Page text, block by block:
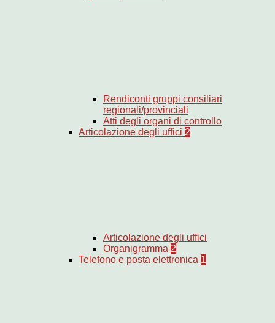
Rendiconti gruppi consiliari
regionali/provinciali
Atti degli organi di controllo
Articolazione degli uffici 2
Articolazione degli uffici
Organigramma 2
Telefono e posta elettronica 1